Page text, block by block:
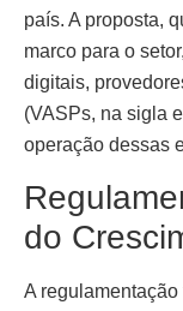
país. A proposta,
marco para o
digitais,
(VASPs, na sigla
operação dessas
do
A